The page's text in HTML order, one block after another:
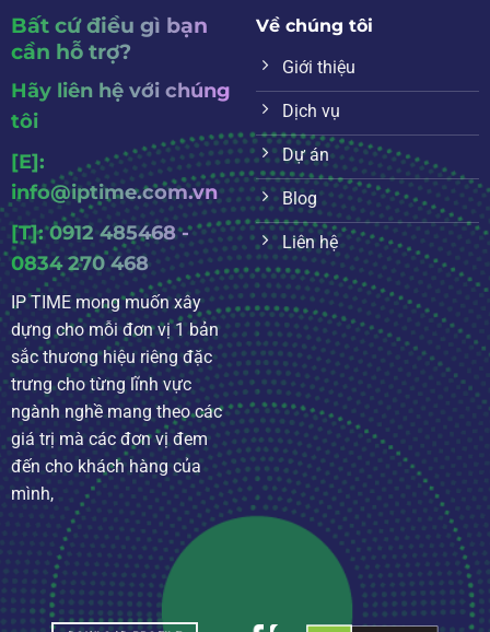
Bất cứ điều gì bạn
cần hỗ trợ?
Hãy liên hệ với chúng
tôi
[E]:
info@iptime.com.vn
[T]: 0912 485468 -
0834 270 468
IP TIME mong muốn xây
dựng cho mỗi đơn vị 1 bản
sắc thương hiệu riêng đặc
trưng cho từng lĩnh vực
ngành nghề mang theo các
giá trị mà các đơn vị đem
đến cho khách hàng của
mình,
Về chúng tôi
Giới thiệu
Dịch vụ
Dự án
Blog
Liên hệ